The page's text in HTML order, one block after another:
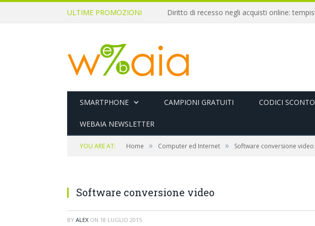
ULTIME PROMOZIONI
SMARTPHONE CAMPIONI GRATUITI CODICI SCONTO
WEBAIA NEWSLETTER
YOU ARE AT: Home » Computer ed Internet » Software conversione video
Software conversione video
BY ALEX ON 18 LUGLIO 2015